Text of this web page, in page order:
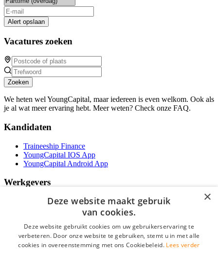
Alert opslaan
Vacatures zoeken
Zoeken
We heten wel YoungCapital, maar iedereen is even welkom. Ook als
je al wat meer ervaring hebt. Meer weten? Check onze FAQ.
Kandidaten
Traineeship Finance
YoungCapital IOS App
YoungCapital Android App
Werkgevers
Het concept
Traineeship WFT-specialist
Brochure aanvragen
Vacature aanmelden
F.A.Q
×
Deze website maakt gebruik
van cookies.
Deze website gebruikt cookies om uw gebruikerservaring te
verbeteren. Door onze website te gebruiken, stemt u in met alle
cookies in overeenstemming met ons Cookiebeleid. Lees verder